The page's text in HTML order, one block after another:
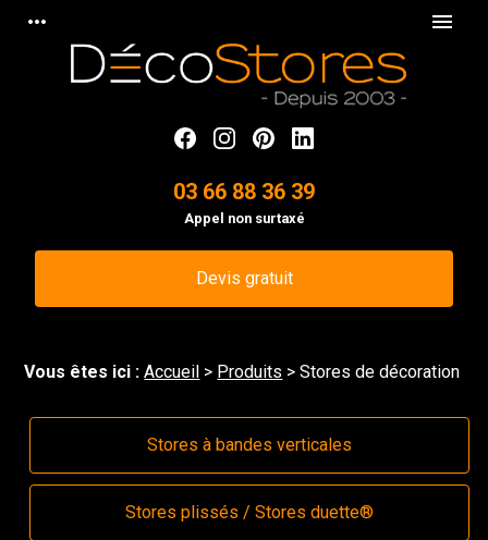
more_horiz menu
03 66 88 36 39
Appel non surtaxé
Devis gratuit
Vous êtes ici : Accueil > Produits > Stores de décoration
Stores à bandes verticales
Stores plissés / Stores duette®